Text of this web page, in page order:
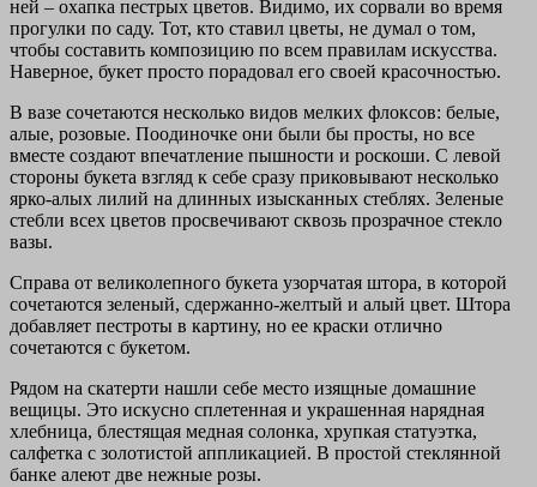
ней – охапка пестрых цветов. Видимо, их сорвали во время
прогулки по саду. Тот, кто ставил цветы, не думал о том,
чтобы составить композицию по всем правилам искусства.
Наверное, букет просто порадовал его своей красочностью.
В вазе сочетаются несколько видов мелких флоксов: белые,
алые, розовые. Поодиночке они были бы просты, но все
вместе создают впечатление пышности и роскоши. С левой
стороны букета взгляд к себе сразу приковывают несколько
ярко-алых лилий на длинных изысканных стеблях. Зеленые
стебли всех цветов просвечивают сквозь прозрачное стекло
вазы.
Справа от великолепного букета узорчатая штора, в которой
сочетаются зеленый, сдержанно-желтый и алый цвет. Штора
добавляет пестроты в картину, но ее краски отлично
сочетаются с букетом.
Рядом на скатерти нашли себе место изящные домашние
вещицы. Это искусно сплетенная и украшенная нарядная
хлебница, блестящая медная солонка, хрупкая статуэтка,
салфетка с золотистой аппликацией. В простой стеклянной
банке алеют две нежные розы.